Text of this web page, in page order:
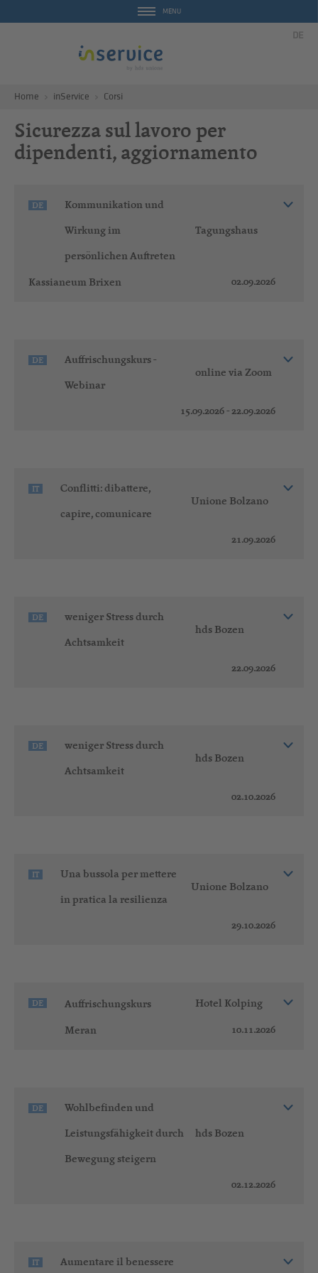
MENU
DE
Home inService Corsi
Sicurezza sul lavoro per
dipendenti, aggiornamento
DE
Kommunikation und
Wirkung im
persönlichen Auftreten
Tagungshaus
Kassianeum Brixen 02.09.2026
DE
Auffrischungskurs -
Webinar
online via Zoom
15.09.2026 - 22.09.2026
IT
Conflitti: dibattere,
capire, comunicare
Unione Bolzano
21.09.2026
DE
weniger Stress durch
Achtsamkeit
hds Bozen
22.09.2026
DE
weniger Stress durch
Achtsamkeit
hds Bozen
02.10.2026
IT
Una bussola per mettere
in pratica la resilienza
Unione Bolzano
29.10.2026
DE Auffrischungskurs
Hotel Kolping
Meran
10.11.2026
DE
Wohlbefinden und
Leistungsfähigkeit durch
Bewegung steigern
hds Bozen
02.12.2026
IT Aumentare il benessere